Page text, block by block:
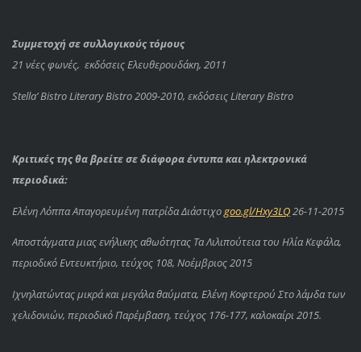
Συμμετοχή σε συλλογικούς τόμους
21 νέες φωνές, εκδόσεις Ελευθερουδάκη, 2011
Stella’ Bistro Literary Bistro 2009-2010, εκδόσεις Literary Bistro
Κριτικές της θα βρείτε σε διάφορα έντυπα και ηλεκτρονικά
περιοδικά:
Ελένη Λόππα Απαγορευμένη πατρίδα Διάστιχο goo.gl/Hxy3LQ26-11-2015
Αποστάγματα μιας ενήλικης αθωότητας Τα Λιλιπούτεια του Ηλία Κεφάλα,
περιοδικό Εντευκτήριο, τεύχος 108, Νοέμβριος 2015
Ιχνηλατώντας μικρά και μεγάλα θαύματα, Ελένη Κοφτερού Στο λάμδα των
χελιδονιών, περιοδικό Παρέμβαση, τεύχος 176-177, καλοκαίρι 2015.